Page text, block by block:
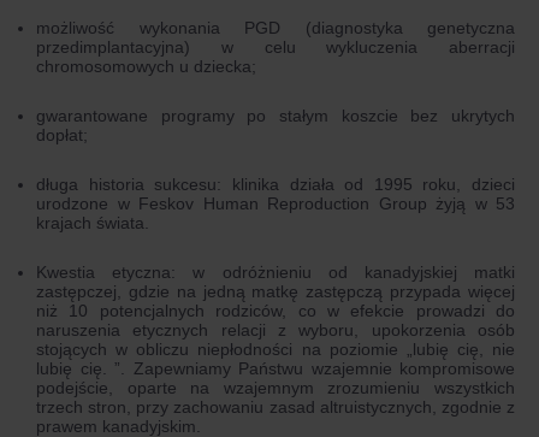
możliwość wykonania PGD (diagnostyka genetyczna
przedimplantacyjna) w celu wykluczenia aberracji
chromosomowych u dziecka;
gwarantowane programy po stałym koszcie bez ukrytych
dopłat;
długa historia sukcesu: klinika działa od 1995 roku, dzieci
urodzone w Feskov Human Reproduction Group żyją w 53
krajach świata.
Kwestia etyczna: w odróżnieniu od kanadyjskiej matki
zastępczej, gdzie na jedną matkę zastępczą przypada więcej
niż 10 potencjalnych rodziców, co w efekcie prowadzi do
naruszenia etycznych relacji z wyboru, upokorzenia osób
stojących w obliczu niepłodności na poziomie „lubię cię, nie
lubię cię. ”. Zapewniamy Państwu wzajemnie kompromisowe
podejście, oparte na wzajemnym zrozumieniu wszystkich
trzech stron, przy zachowaniu zasad altruistycznych, zgodnie z
prawem kanadyjskim.